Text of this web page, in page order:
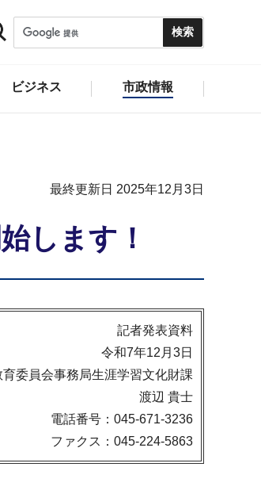
ビジネス 市政情報
最終更新日 2025年12月3日
します！
記者発表資料
令和7年12月3日
育委員会事務局生涯学習文化財課
渡辺 貴士
電話番号：045-671-3236
ファクス：045-224-5863